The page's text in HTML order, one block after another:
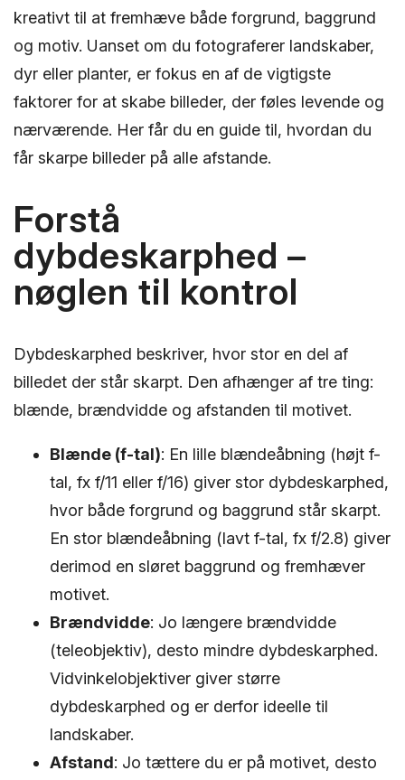
kreativt til at fremhæve både forgrund, baggrund
og motiv. Uanset om du fotograferer landskaber,
dyr eller planter, er fokus en af de vigtigste
faktorer for at skabe billeder, der føles levende og
nærværende. Her får du en guide til, hvordan du
får skarpe billeder på alle afstande.
Forstå
dybdeskarphed –
nøglen til kontrol
Dybdeskarphed beskriver, hvor stor en del af
billedet der står skarpt. Den afhænger af tre ting:
blænde, brændvidde og afstanden til motivet.
Blænde (f-tal): En lille blændeåbning (højt f-
tal, fx f/11 eller f/16) giver stor dybdeskarphed,
hvor både forgrund og baggrund står skarpt.
En stor blændeåbning (lavt f-tal, fx f/2.8) giver
derimod en sløret baggrund og fremhæver
motivet.
Brændvidde: Jo længere brændvidde
(teleobjektiv), desto mindre dybdeskarphed.
Vidvinkelobjektiver giver større
dybdeskarphed og er derfor ideelle til
landskaber.
Afstand: Jo tættere du er på motivet, desto